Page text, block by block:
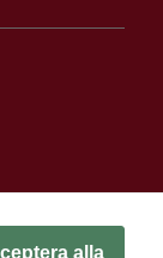
alla